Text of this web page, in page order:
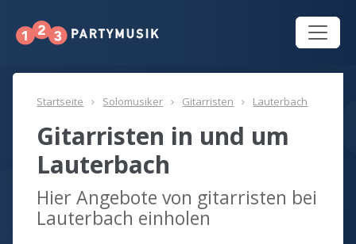
Startseite Solomusiker Gitarristen Lauterbach
Gitarristen in und um
Lauterbach
Hier Angebote von gitarristen bei
Lauterbach einholen